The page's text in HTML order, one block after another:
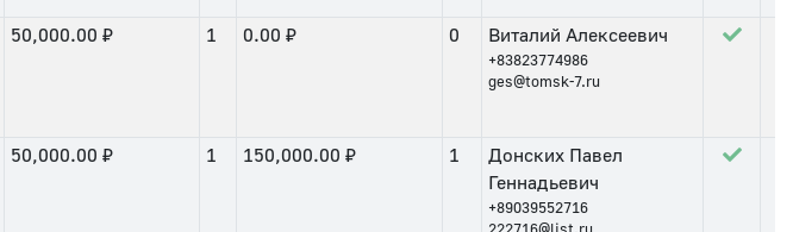
50,000.00 ₽ 1 0.00 ₽ 0 Виталий Алексеевич
+83823774986
ges@tomsk-7.ru
50,000.00 ₽ 1 150,000.00 ₽ 1
Донских Павел
Геннадьевич
+89039552716